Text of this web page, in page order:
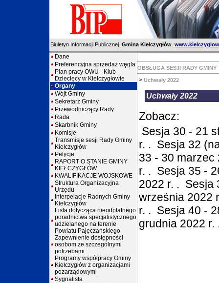
Biuletyn Informacji Publicznej Gmina Kiełczygłów
Dane
Preferencyjna sprzedaż węgla
Plan pracy OWU - Klub
Dziecięcy w Kiełczygłowie
Organy
Wójt Gminy
Sekretarz Gminy
Przewodniczący Rady
Rada
Skarbnik Gminy
Komisje
Transmisje sesji Rady Gminy
Kiełczygłów
Petycje
RAPORT O STANIE GMINY
KIEŁCZYGŁÓW
KWALIFIKACJE WOJSKOWE
Struktura Organizacyjna
Urzędu
Interpelacje Radnych Gminy
Kiełczygłów
Lista dotycząca nieodpłatnego
poradnictwa specjalistycznego
udzielanego na terenie
Powiatu Pajęczańskiego
Zapewnienie dostępności
osobom ze szczególnymi
potrzebami
Programy współpracy Gminy
Kiełczygłów z organizacjami
pozarządowymi
Sygnalista
OBSŁUGA SESJI RADY GMINY
> Uchwały 2022
Uchwały 2022
Zobacz:
Sesja 30 - 21
r. . Sesja 32
33 - 30 marzec
r. . Sesja 35 -
2022 r. . Sesja
września 2022
r. . Sesja 40 -
grudnia 2022 r.